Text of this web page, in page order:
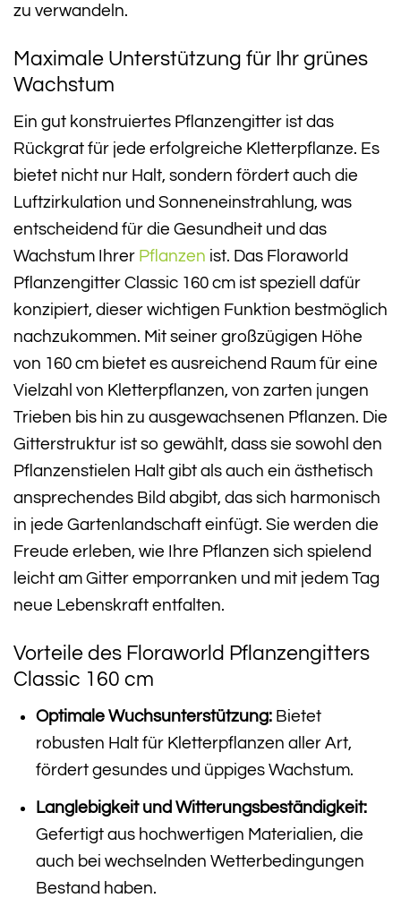
zu verwandeln.
Maximale Unterstützung für Ihr grünes
Wachstum
Ein gut konstruiertes Pflanzengitter ist das
Rückgrat für jede erfolgreiche Kletterpflanze. Es
bietet nicht nur Halt, sondern fördert auch die
Luftzirkulation und Sonneneinstrahlung, was
entscheidend für die Gesundheit und das
Wachstum Ihrer Pflanzen ist. Das Floraworld
Pflanzengitter Classic 160 cm ist speziell dafür
konzipiert, dieser wichtigen Funktion bestmöglich
nachzukommen. Mit seiner großzügigen Höhe
von 160 cm bietet es ausreichend Raum für eine
Vielzahl von Kletterpflanzen, von zarten jungen
Trieben bis hin zu ausgewachsenen Pflanzen. Die
Gitterstruktur ist so gewählt, dass sie sowohl den
Pflanzenstielen Halt gibt als auch ein ästhetisch
ansprechendes Bild abgibt, das sich harmonisch
in jede Gartenlandschaft einfügt. Sie werden die
Freude erleben, wie Ihre Pflanzen sich spielend
leicht am Gitter emporranken und mit jedem Tag
neue Lebenskraft entfalten.
Vorteile des Floraworld Pflanzengitters
Classic 160 cm
Optimale Wuchsunterstützung:Bietet
robusten Halt für Kletterpflanzen aller Art,
fördert gesundes und üppiges Wachstum.
Langlebigkeit und Witterungsbeständigkeit:
Gefertigt aus hochwertigen Materialien, die
auch bei wechselnden Wetterbedingungen
Bestand haben.